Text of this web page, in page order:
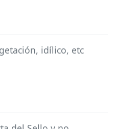
idílico, etc